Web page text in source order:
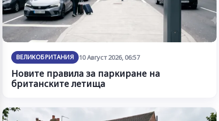
ВЕЛИКОБРИТАНИЯ 10 Август 2026, 06:57
Новите правила за паркиране на
британските летища